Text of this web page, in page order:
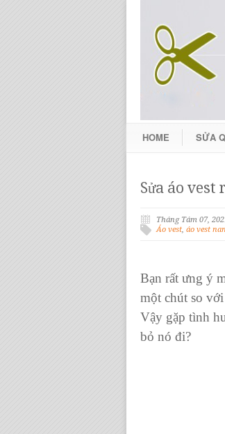
HOME SỬA
Sửa áo vest
Tháng Tám 07,
Áo vest, áo vest
Bạn rất ưng ý
một chút so
Vậy gặp tình
bỏ nó đi?